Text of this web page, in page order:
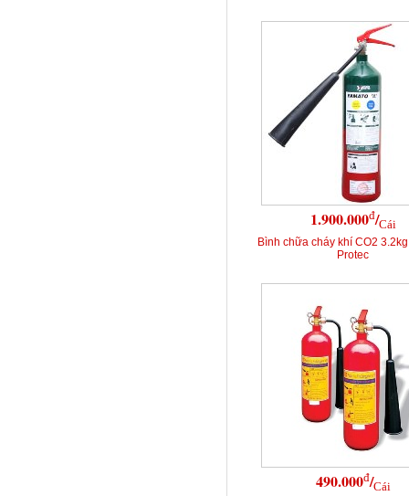
1.900.000đ/Cái
Bình chữa cháy khí CO2
Protec
490.000đ/Cái